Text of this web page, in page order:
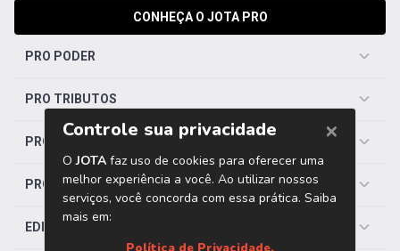
CONHEÇA O JOTA PRO
PRO PODER
PRO TRIBUTOS
PRO TRABALHISTA
PRO SAÚDE
EDITORIAS